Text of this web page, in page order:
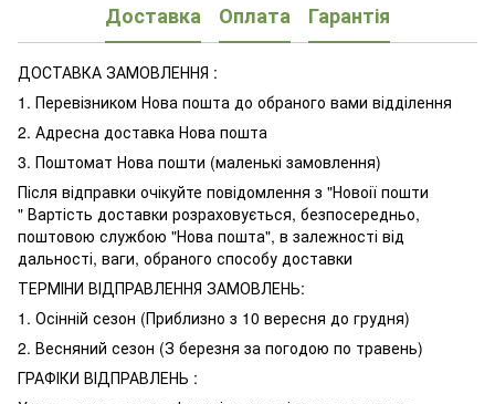
Доставка Оплата Гарантія
ДОСТАВКА ЗАМОВЛЕННЯ :
1. Перевізником Нова пошта до обраного вами відділення
2. Адресна доставка Нова пошта
3. Поштомат Нова пошти (маленькі замовлення)
Після відправки очікуйте повідомлення з "Новоії пошти
" Вартість доставки розраховується, безпосередньо,
поштовою службою "Нова пошта", в залежності від
дальності, ваги, обраного способу доставки
ТЕРМІНИ ВІДПРАВЛЕННЯ ЗАМОВЛЕНЬ:
1. Осінній сезон (Приблизно з 10 вересня до грудня)
2. Весняний сезон (З березня за погодою по травень)
ГРАФІКИ ВІДПРАВЛЕНЬ :